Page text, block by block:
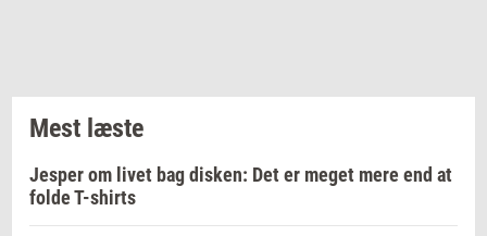
Mest læste
Jesper om livet bag disken: Det er meget mere end at
folde T-shirts